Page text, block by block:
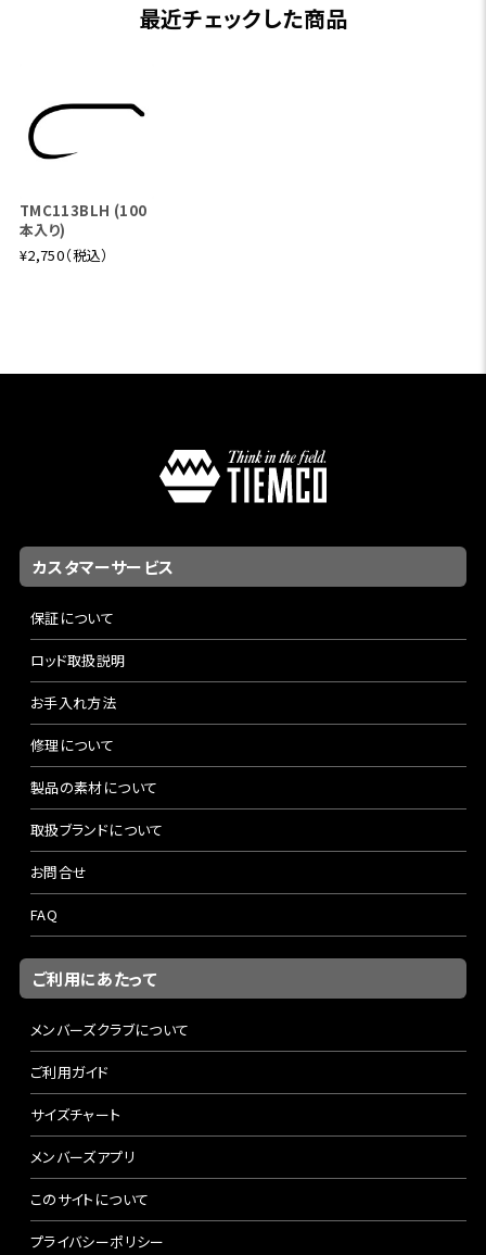
最近チェックした商品
TMC113BLH (100
本入り)
¥2,750（税込）
カスタマーサービス
保証について
ロッド取扱説明
お手入れ方法
修理について
製品の素材について
取扱ブランドについて
お問合せ
FAQ
ご利用にあたって
メンバーズクラブについて
ご利用ガイド
サイズチャート
メンバーズアプリ
このサイトについて
プライバシーポリシー